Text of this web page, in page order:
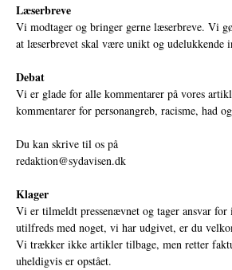
Læserbreve
Vi modtager og bringer gerne læserbreve. Vi
at læserbrevet skal være unikt og udelukkende
Debat
Vi er glade for alle kommentarer på vores
kommentarer for personangreb, racisme, had
Du kan skrive til os på
redaktion@sydavisen.dk
Klager
Vi er tilmeldt pressenævnet og tager ansvar
utilfreds med noget, vi har udgivet, er du
Vi trækker ikke artikler tilbage, men retter
uheldigvis er opstået.